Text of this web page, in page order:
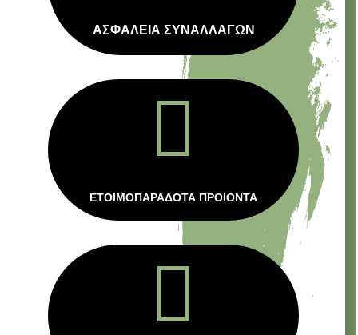
ΑΣΦΑΛΕΙΑ ΣΥΝΑΛΛΑΓΩΝ

ΕΤΟΙΜΟΠΑΡΑΔΟΤΑ ΠΡΟΙΟΝΤΑ
